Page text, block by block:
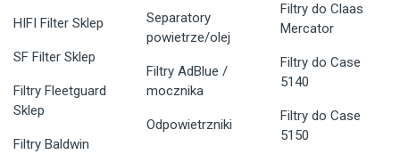
HIFI Filter Sklep
SF Filter Sklep
Filtry Fleetguard
Sklep
Filtry Baldwin
Separatory
powietrze/olej
Filtry AdBlue /
mocznika
Odpowietrzniki
Filtry do Claas
Mercator
Filtry do Case
5140
Filtry do Case
5150